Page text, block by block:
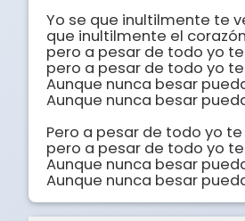
Yo se que inultilmente te
que inultilmente el
pero a pesar de todo yo
pero a pesar de todo yo
Aunque nunca besar
Aunque nunca besar
Pero a pesar de todo yo
pero a pesar de todo yo
Aunque nunca besar
Aunque nunca besar